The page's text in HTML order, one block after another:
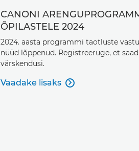
CANONI
ÕPILASTELE 2024
2024. aasta programmi taotluste
nüüd lõppenud. Registreeruge, et
värskendusi.
Vaadake lisaks 